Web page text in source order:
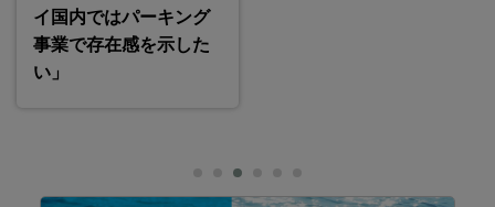
イ国内ではパーキング
事業で存在感を示した
い」